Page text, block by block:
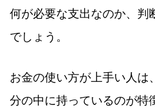
何が必要な支出なのか、判
でしょう。
お金の使い方が上手い人は
分の中に持っているのが特